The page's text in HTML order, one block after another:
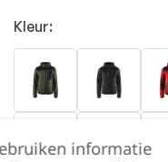
Kleur:
informatie